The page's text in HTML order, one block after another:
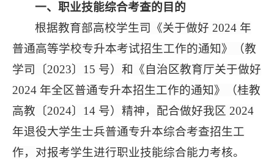
一、职业技能综合考查的目的
根据教育部高校学生司《关于做好 2024 年
普通高等学校专升本考试招生工作的通知》（教
学司〔2023〕15 号）和《自治区教育厅关于做好
2024 年全区普通专升本招生工作的通知》（桂教
高教〔2024〕14 号）精神， 配合做好我区 2024
年退役大学生士兵普通专升本综合考查招生工
作， 对报考学生进行职业技能综合能力考核。